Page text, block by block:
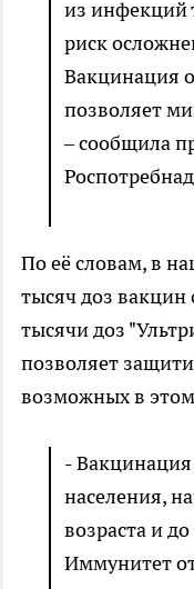
из инфекций
риск
Вакцинация
позволяет
– сообщила
По её словам, в
тысяч доз вакцин
тысячи доз
позволяет
возможных в
-
населения,
возраста и
Иммунитет